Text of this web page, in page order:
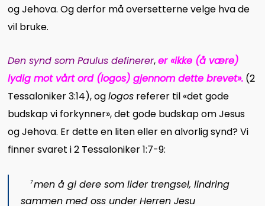
og Jehova. Og derfor må oversetterne velge hva de
vil bruke.
Den synd som Paulus definerer,er «ikke (å være)
lydig mot vårt ord (logos) gjennom dette brevet». (2
Tessaloniker 3:14), oglogos referer til «det gode
budskap vi forkynner», det gode budskap om Jesus
og Jehova. Er dette en liten eller en alvorlig synd? Vi
finner svaret i 2 Tessaloniker 1:7-9:
7men å gi dere som lider trengsel, lindring
sammen med oss under Herren Jesu